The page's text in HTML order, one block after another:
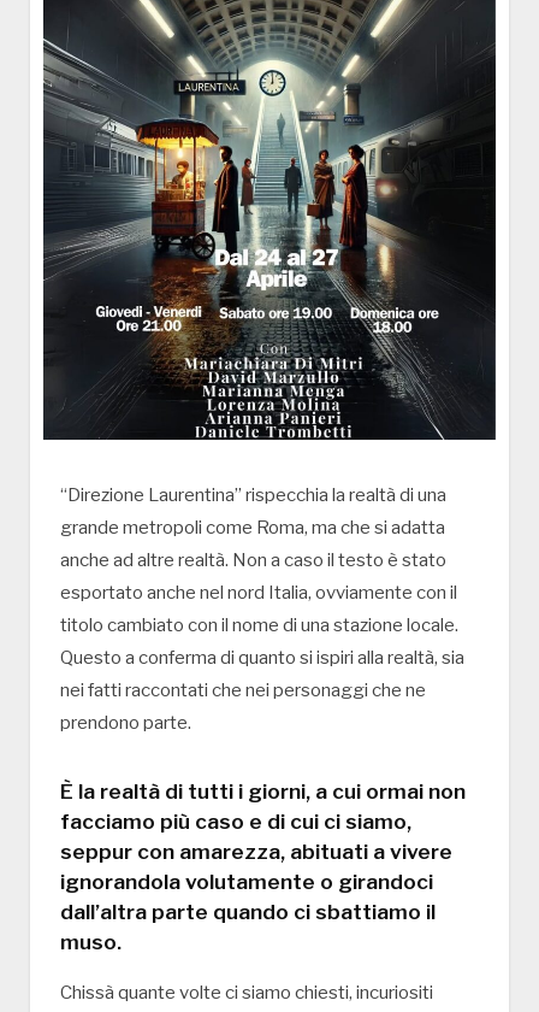
“Direzione Laurentina” rispecchia la realtà di una
grande metropoli come Roma, ma che si adatta
anche ad altre realtà. Non a caso il testo è stato
esportato anche nel nord Italia, ovviamente con il
titolo cambiato con il nome di una stazione locale.
Questo a conferma di quanto si ispiri alla realtà, sia
nei fatti raccontati che nei personaggi che ne
prendono parte.
È la realtà di tutti i giorni, a cui ormai non
facciamo più caso e di cui ci siamo,
seppur con amarezza, abituati a vivere
ignorandola volutamente o girandoci
dall’altra parte quando ci sbattiamo il
muso.
Chissà quante volte ci siamo chiesti, incuriositi